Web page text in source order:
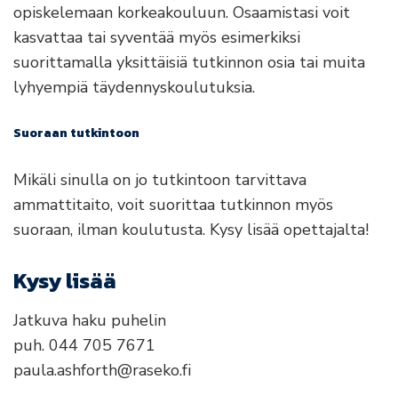
opiskelemaan korkeakouluun. Osaamistasi voit
kasvattaa tai syventää myös esimerkiksi
suorittamalla yksittäisiä tutkinnon osia tai muita
lyhyempiä täydennyskoulutuksia.
Suoraan tutkintoon
Mikäli sinulla on jo tutkintoon tarvittava
ammattitaito, voit suorittaa tutkinnon myös
suoraan, ilman koulutusta. Kysy lisää opettajalta!
Kysy lisää
Jatkuva haku puhelin
puh. 044 705 7671
paula.ashforth@raseko.fi